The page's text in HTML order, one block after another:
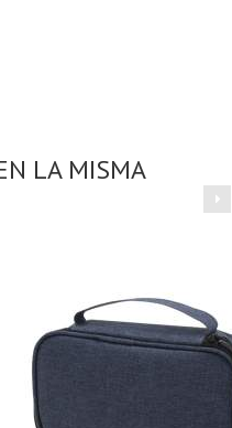
LA MISMA